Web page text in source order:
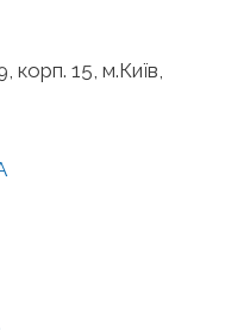
корп. 15, м.Київ,